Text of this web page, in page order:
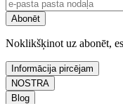
Abonēt
Noklikšķinot uz abonēt,
Informācija pircējam
NOSTRA
Blog